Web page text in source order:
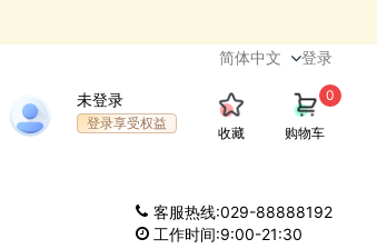
登录
未登录
登录享受权益
收藏 购物车
0
客服热线:029-88888192
工作时间:9:00-21:30